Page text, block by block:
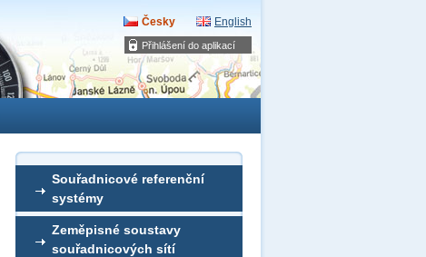
Přihlášení do aplikací
Česky English
Souřadnicové referenční
systémy
Zeměpisné soustavy
souřadnicových sítí